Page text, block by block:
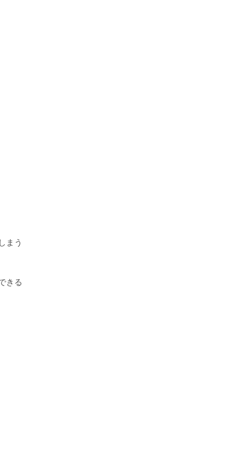
まう
きる